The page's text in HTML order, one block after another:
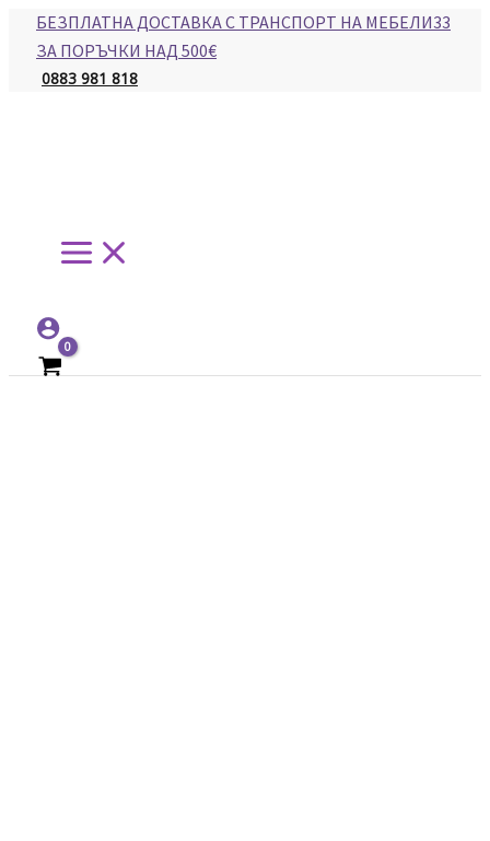
content
БЕЗПЛАТНА ДОСТАВКА С ТРАНСПОРТ НА МЕБЕЛИ33
ЗА ПОРЪЧКИ НАД 500€
0883 981 818
Menu